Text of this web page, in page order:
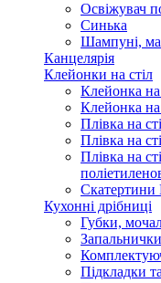
Освіжувач
Синька
Шампуні,
Канцелярія
Клейонки на стіл
Клейонка
Клейонка на
Плівка на
Плівка на
Плівка на
Кухонні дрібниці
Губки,
Запальнички
Підкладки